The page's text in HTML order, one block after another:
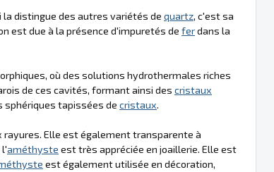
la distingue des autres variétés de quartz, c'est sa
est due à la présence d'impuretés de ferdans la
où des solutions hydrothermales riches
de ces cavités, formant ainsi des cristaux
sphériques tapissées de cristaux.
rayures. Elle est également transparente à
l'améthyste est très appréciée en joaillerie. Elle est
est également utilisée en décoration,